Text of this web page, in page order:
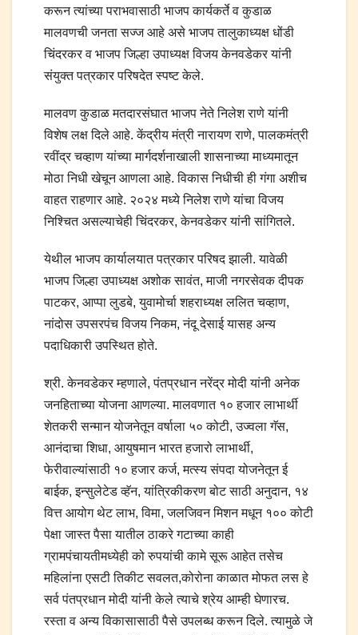
करून त्यांच्या पराभवासाठी भाजप कार्यकर्ते व कुडाळ
मालवणची जनता सज्ज आहे असे भाजप तालुकाध्यक्ष धोंडी
चिंदरकर व भाजप जिल्हा उपाध्यक्ष विजय केनवडेकर यांनी
संयुक्त पत्रकार परिषदेत स्पष्ट केले.
मालवण कुडाळ मतदारसंघात भाजप नेते निलेश राणे यांनी
विशेष लक्ष दिले आहे. केंद्रीय मंत्री नारायण राणे, पालकमंत्री
रवींद्र चव्हाण यांच्या मार्गदर्शनाखाली शासनाच्या माध्यमातून
मोठा निधी खेचून आणला आहे. विकास निधीची ही गंगा अशीच
वाहत राहणार आहे. २०२४ मध्ये निलेश राणे यांचा विजय
निश्चित असल्याचेही चिंदरकर, केनवडेकर यांनी सांगितले.
येथील भाजप कार्यालयात पत्रकार परिषद झाली. यावेळी
भाजप जिल्हा उपाध्यक्ष अशोक सावंत, माजी नगरसेवक दीपक
पाटकर, आप्पा लुडबे, युवामोर्चा शहराध्यक्ष ललित चव्हाण,
नांदोस उपसरपंच विजय निकम, नंदू देसाई यासह अन्य
पदाधिकारी उपस्थित होते.
श्री. केनवडेकर म्हणाले, पंतप्रधान नरेंद्र मोदी यांनी अनेक
जनहिताच्या योजना आणल्या. मालवणात १० हजार लाभार्थी
शेतकरी सन्मान योजनेतून वर्षाला ५० कोटी, उज्वला गॅस,
आनंदाचा शिधा, आयुषमान भारत हजारो लाभार्थी,
फेरीवाल्यांसाठी १० हजार कर्ज, मत्स्य संपदा योजनेतून ई
बाईक, इन्सुलेटेड व्हॅन, यांत्रिकीकरण बोट साठी अनुदान, १४
वित्त आयोग थेट लाभ, विमा, जलजिवन मिशन मधून १०० कोटी
पेक्षा जास्त पैसा यातील ठाकरे गटाच्या काही
ग्रामपंचायतीमध्येही को रुपयांची कामे सूरू आहेत तसेच
महिलांना एसटी तिकीट सवलत,कोरोना काळात मोफत लस हे
सर्व पंतप्रधान मोदी यांनी केले त्याचे श्रेय आम्ही घेणारच.
रस्ता व अन्य विकासासाठी पैसे उपलब्ध करून दिले. त्यामुळे जे